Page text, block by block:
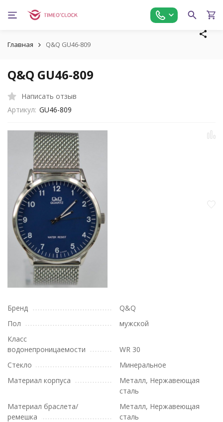
Главная Q&Q GU46-809
Q&Q GU46-809
Написать отзыв
Артикул: GU46-809
Бренд
Q&Q
Пол
мужской
Класс
водонепроницаемости
WR 30
Стекло
Минеральное
Материал корпуса
Металл, Нержавеющая
сталь
Материал браслета/
ремешка
Металл, Нержавеющая
сталь